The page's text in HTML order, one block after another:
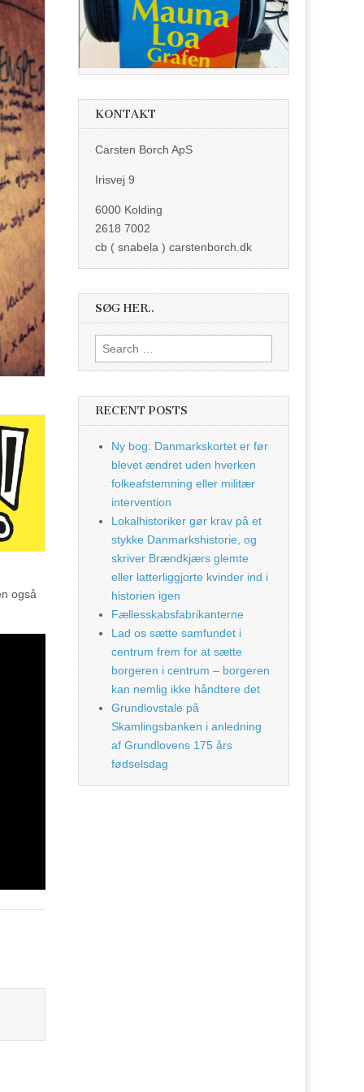
også
KONTAKT
Carsten Borch ApS
Irisvej 9
6000 Kolding
2618 7002
cb ( snabela ) carstenborch.dk
SØG HER..
Search
for:
RECENT POSTS
Ny bog: Danmarkskortet er før
blevet ændret uden hverken
folkeafstemning eller militær
intervention
Lokalhistoriker gør krav på et
stykke Danmarkshistorie, og
skriver Brændkjærs glemte
eller latterliggjorte kvinder ind i
historien igen
Fællesskabsfabrikanterne
Lad os sætte samfundet i
centrum frem for at sætte
borgeren i centrum – borgeren
kan nemlig ikke håndtere det
Grundlovstale på
Skamlingsbanken i anledning
af Grundlovens 175 års
fødselsdag